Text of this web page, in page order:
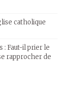
catholique
: Faut-il prier le
rapprocher de